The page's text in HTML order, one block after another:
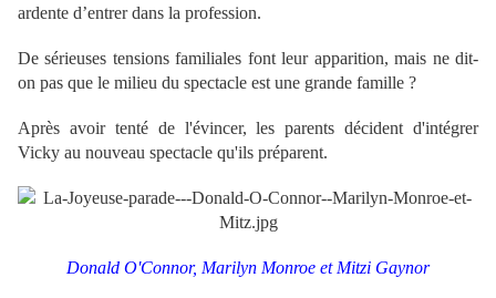
ardente d’entrer dans la profession.
De sérieuses tensions familiales font leur apparition, mais ne dit-
on pas que le milieu du spectacle est une grande famille ?
Après avoir tenté de l'évincer, les parents décident d'intégrer
Vicky au nouveau spectacle qu'ils préparent.
Donald O'Connor, Marilyn Monroe et Mitzi Gaynor